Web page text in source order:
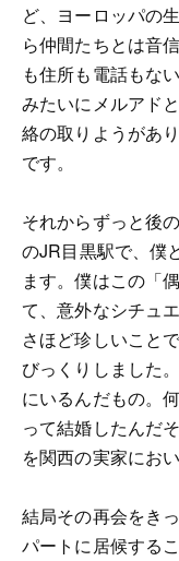
ど、ヨーロッパの
ら仲間たちとは音
も住所も電話もな
みたいにメルアド
絡の取りようがあ
です。
それからずっと後
のJR目黒駅で、僕
ます。僕はこの「
て、意外なシチュ
さほど珍しいこと
びっくりしました
にいるんだもの。
って結婚したんだ
を関西の実家にお
結局その再会をき
パートに居候する